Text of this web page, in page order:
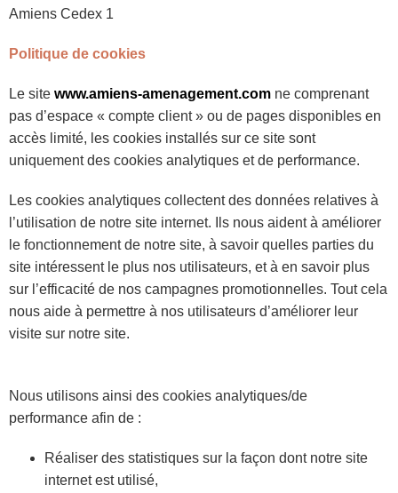
Amiens Cedex 1
Politique de cookies
Le site www.amiens-amenagement.com ne comprenant
pas d’espace « compte client » ou de pages disponibles en
accès limité, les cookies installés sur ce site sont
uniquement des cookies analytiques et de performance.
Les cookies analytiques collectent des données relatives à
l’utilisation de notre site internet. Ils nous aident à améliorer
le fonctionnement de notre site, à savoir quelles parties du
site intéressent le plus nos utilisateurs, et à en savoir plus
sur l’efficacité de nos campagnes promotionnelles. Tout cela
nous aide à permettre à nos utilisateurs d’améliorer leur
visite sur notre site.
Nous utilisons ainsi des cookies analytiques/de
performance afin de :
Réaliser des statistiques sur la façon dont notre site
internet est utilisé,